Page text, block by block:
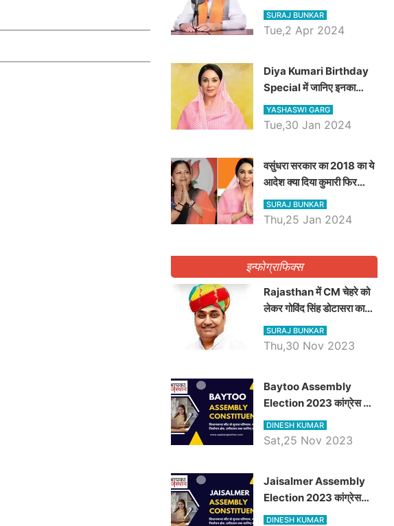
राजस्थान में कोटपूतली में करेंगे
विशाल रैली, एक सभा से 8 सीटों
SURAJ BUNKAR
Tue,2 Apr 2024
Diya Kumari Birthday
Special में जानिए इनका
राजकुमारी से राजस्थान की
डिप्टी सीएम बनने तक का सफर,
YASHASWI GARG
Tue,30 Jan 2024
वसुंधरा सरकार का 2018 का ये
आदेश क्या दिया कुमारी फिर
करेंगी लागू? कांग्रेस सरकार ने
किया था निरस्त
SURAJ BUNKAR
Thu,25 Jan 2024
इन्फोग्राफिक्स
Rajasthan में CM चेहरे को
लेकर गोविंद सिंह डोटासरा का
बड़ा बयान आया सामने, जानें
विचार
SURAJ BUNKAR
Thu,30 Nov 2023
Baytoo Assembly
Election 2023 कांग्रेस से
हरीश चौधरी तो बालाराम मुंड होंगे
भाजपा उम्मीदवार, जानिये बायतू
DINESH KUMAR
Sat,25 Nov 2023
​​​​​​​Jaisalmer Assembly
Election 2023 कांग्रेस
रूपा राम मेघवाल तो छोटु सिंह
DINESH KUMAR